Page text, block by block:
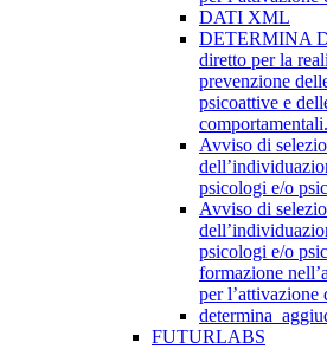
DATI XML
DETERMINA
diretto per la
prevenzione
psicoattive e
comportamentali.
Avviso di
psicologi e/o
Avviso di
psicologi e/o
formazione
per
FUTURLABS